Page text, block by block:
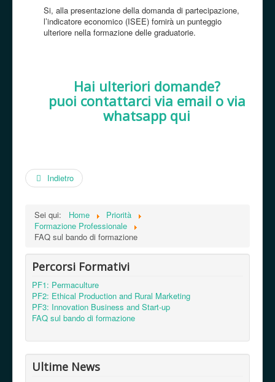
Si, alla presentazione della domanda di partecipazione,
l’indicatore economico (ISEE) fornirà un punteggio
ulteriore nella formazione delle graduatorie.
Hai ulteriori domande?
puoi contattarci via email o via
whatsapp qui
Indietro
Sei qui: Home
Priorità
Formazione Professionale
FAQ sul bando di formazione
Percorsi Formativi
PF1: Permaculture
PF2: Ethical Production and Rural Marketing
PF3: Innovation Business and Start-up
FAQ sul bando di formazione
Ultime News